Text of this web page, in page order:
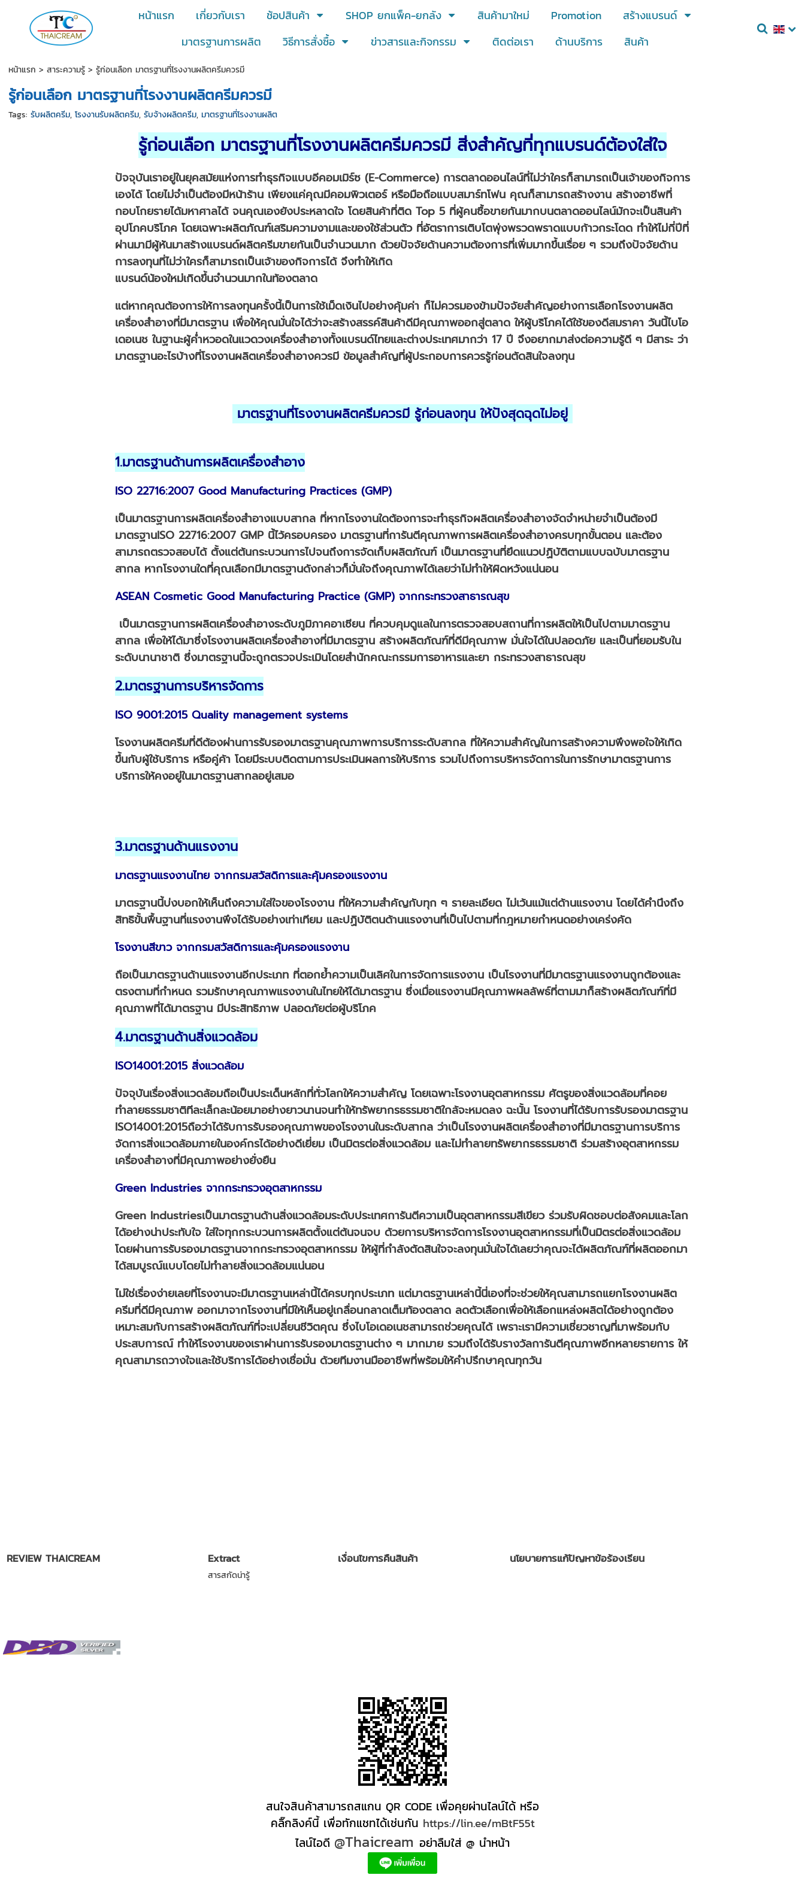
หน้าแรก เกี่ยวกับเรา ช้อปสินค้า SHOP ยกแพ็ค-ยกลัง สินค้ามาใหม่ Promotion
สร้างแบรนด์
มาตรฐานการผลิต
วิธีการสั่งซื้อ ข่าวสารและกิจกรรม ติดต่อเรา ด้านบริการ สินค้า
หน้าแรก > สาระความรู้> รู้ก่อนเลือก มาตรฐานที่โรงงานผลิตครีมควรมี
รู้ก่อนเลือก มาตรฐานที่โรงงานผลิตครีมควรมี
Tags: รับผลิตครีม, โรงงานรับผลิตครีม, รับจ้างผลิตครีม, มาตรฐานที่โรงงานผลิต
รู้ก่อนเลือก มาตรฐานที่โรงงานผลิตครีมควรมี สิ่งสำคัญที่ทุกแบรนด์ต้องใส่ใจ
ปัจจุบันเราอยู่ในยุคสมัยแห่งการทำธุรกิจแบบอีคอมเมิร์ซ (E-Commerce) การตลาดออนไลน์ที่ไม่ว่าใครก็สามารถเป็นเจ้าของกิจการ
เองได้ โดยไม่จำเป็นต้องมีหน้าร้าน เพียงแค่คุณมีคอมพิวเตอร์ หรือมือถือแบบสมาร์ทโฟน คุณก็สามารถสร้างงาน สร้างอาชีพที่
กอบโกยรายได้มหาศาลได้ จนคุณเองยังประหลาดใจ โดยสินค้าที่ติด Top 5 ที่ผู้คนซื้อขายกันมากบนตลาดออนไลน์มักจะเป็นสินค้า
อุปโภคบริโภค โดยเฉพาะผลิตภัณฑ์เสริมความงามและของใช้ส่วนตัว ที่อัตราการเติบโตพุ่งพรวดพราดแบบก้าวกระโดด ทำให้ไม่กี่ปีที่
ผ่านมามีผู้หันมาสร้างแบรนด์ผลิตครีมขายกันเป็นจำนวนมาก ด้วยปัจจัยด้านความต้องการที่เพิ่มมากขึ้นเรื่อย ๆ รวมถึงปัจจัยด้าน
การลงทุนที่ไม่ว่าใครก็สามารถเป็นเจ้าของกิจการได้ จึงทำให้เกิด
แบรนด์น้องใหม่เกิดขึ้นจำนวนมากในท้องตลาด
แต่หากคุณต้องการให้การลงทุนครั้งนี้เป็นการใช้เม็ดเงินไปอย่างคุ้มค่า ก็ไม่ควรมองข้ามปัจจัยสำคัญอย่างการเลือกโรงงานผลิต
เครื่องสำอางที่มีมาตรฐาน เพื่อให้คุณมั่นใจได้ว่าจะสร้างสรรค์สินค้าดีมีคุณภาพออกสู่ตลาด ให้ผู้บริโภคได้ใช้ของดีสมราคา วันนี้ไบโอ
เดอเนช ในฐานะผู้ค่ำหวอดในแวดวงเครื่องสำอางทั้งแบรนด์ไทยและต่างประเทศมากว่า 17 ปี จึงอยากมาส่งต่อความรู้ดี ๆ มีสาระ ว่า
มาตรฐานอะไรบ้างที่โรงงานผลิตเครื่องสำอางควรมี ข้อมูลสำคัญที่ผู้ประกอบการควรรู้ก่อนตัดสินใจลงทุน
มาตรฐานที่โรงงานผลิตครีมควรมี รู้ก่อนลงทุน ให้ปังสุดฉุดไม่อยู่
1.มาตรฐานด้านการผลิตเครื่องสำอาง
ISO 22716:2007 Good Manufacturing Practices (GMP)
เป็นมาตรฐานการผลิตเครื่องสำอางแบบสากล ที่หากโรงงานใดต้องการจะทำธุรกิจผลิตเครื่องสำอางจัดจำหน่ายจำเป็นต้องมี
มาตรฐานISO 22716:2007 GMP นี้ไว้ครอบครอง มาตรฐานที่การันตีคุณภาพการผลิตเครื่องสำอางครบทุกขั้นตอน และต้อง
สามารถตรวจสอบได้ ตั้งแต่ต้นกระบวนการไปจนถึงการจัดเก็บผลิตภัณฑ์ เป็นมาตรฐานที่ยึดแนวปฏิบัติตามแบบฉบับมาตรฐาน
สากล หากโรงงานใดที่คุณเลือกมีมาตรฐานดังกล่าวก็มั่นใจถึงคุณภาพได้เลยว่าไม่ทำให้ผิดหวังแน่นอน
ASEAN Cosmetic Good Manufacturing Practice (GMP) จากกระทรวงสาธารณสุข
เป็นมาตรฐานการผลิตเครื่องสำอางระดับภูมิภาคอาเซียน ที่ควบคุมดูแลในการตรวจสอบสถานที่การผลิตให้เป็นไปตามมาตรฐาน
สากล เพื่อให้ได้มาซึ่งโรงงานผลิตเครื่องสำอางที่มีมาตรฐาน สร้างผลิตภัณฑ์ที่ดีมีคุณภาพ มั่นใจได้ในปลอดภัย และเป็นที่ยอมรับใน
ระดับนานาชาติ ซึ่งมาตรฐานนี้จะถูกตรวจประเมินโดยสำนักคณะกรรมการอาหารและยา กระทรวงสาธารณสุข
2.มาตรฐานการบริหารจัดการ
ISO 9001:2015 Quality management systems
โรงงานผลิตครีมที่ดีต้องผ่านการรับรองมาตรฐานคุณภาพการบริการระดับสากล ที่ให้ความสำคัญในการสร้างความพึงพอใจให้เกิด
ขึ้นกับผู้ใช้บริการ หรือคู่ค้า โดยมีระบบติดตามการประเมินผลการให้บริการ รวมไปถึงการบริหารจัดการในการรักษามาตรฐานการ
บริการให้คงอยู่ในมาตรฐานสากลอยู่เสมอ
3.มาตรฐานด้านแรงงาน
มาตรฐานแรงงานไทย จากกรมสวัสดิการและคุ้มครองแรงงาน
มาตรฐานนี้บ่งบอกให้เห็นถึงความใส่ใจของโรงงาน ที่ให้ความสำคัญกับทุก ๆ รายละเอียด ไม่เว้นแม้แต่ด้านแรงงาน โดยได้คำนึงถึง
สิทธิขั้นพื้นฐานที่แรงงานพึงได้รับอย่างเท่าเทียม และปฏิบัติตนด้านแรงงานที่เป็นไปตามที่กฎหมายกำหนดอย่างเคร่งคัด
โรงงานสีขาว จากกรมสวัสดิการและคุ้มครองแรงงาน
ถือเป็นมาตรฐานด้านแรงงานอีกประเภท ที่ตอกย้ำความเป็นเลิศในการจัดการแรงงาน เป็นโรงงานที่มีมาตรฐานแรงงานถูกต้องและ
ตรงตามที่กำหนด รวมรักษาคุณภาพแรงงานในไทยให้ได้มาตรฐาน ซึ่งเมื่อแรงงานมีคุณภาพผลลัพธ์ที่ตามมาก็สร้างผลิตภัณฑ์ที่มี
คุณภาพที่ได้มาตรฐาน มีประสิทธิภาพ ปลอดภัยต่อผู้บริโภค
4.มาตรฐานด้านสิ่งแวดล้อม
ISO14001:2015 สิ่งแวดล้อม
ปัจจุบันเรื่องสิ่งแวดล้อมถือเป็นประเด็นหลักที่ทั่วโลกให้ความสำคัญ โดยเฉพาะโรงงานอุตสาหกรรม ศัตรูของสิ่งแวดล้อมที่คอย
ทำลายธรรมชาติทีละเล็กละน้อยมาอย่างยาวนานจนทำให้ทรัพยากรธรรมชาติใกล้จะหมดลง ฉะนั้น โรงงานที่ได้รับการรับรองมาตรฐาน
ISO14001:2015ถือว่าได้รับการรับรองคุณภาพของโรงงานในระดับสากล ว่าเป็นโรงงานผลิตเครื่องสำอางที่มีมาตรฐานการบริการ
จัดการสิ่งแวดล้อมภายในองค์กรได้อย่างดีเยี่ยม เป็นมิตรต่อสิ่งแวดล้อม และไม่ทำลายทรัพยากรธรรมชาติ ร่วมสร้างอุตสาหกรรม
เครื่องสำอางที่มีคุณภาพอย่างยั่งยืน
Green Industries จากกระทรวงอุตสาหกรรม
Green Industriesเป็นมาตรฐานด้านสิ่งแวดล้อมระดับประเทศการันตีความเป็นอุตสาหกรรมสีเขียว ร่วมรับผิดชอบต่อสังคมและโลก
ได้อย่างน่าประทับใจ ใส่ใจทุกกระบวนการผลิตตั้งแต่ต้นจนจบ ด้วยการบริหารจัดการโรงงานอุตสาหกรรมที่เป็นมิตรต่อสิ่งแวดล้อม
โดยผ่านการรับรองมาตรฐานจากกระทรวงอุตสาหกรรม ให้ผู้ที่กำลังตัดสินใจจะลงทุนมั่นใจได้เลยว่าคุณจะได้ผลิตภัณฑ์ที่ผลิตออกมา
ได้สมบูรณ์แบบโดยไม่ทำลายสิ่งแวดล้อมแน่นอน
ไม่ใช่เรื่องง่ายเลยที่โรงงานจะมีมาตรฐานเหล่านี้ได้ครบทุกประเภท แต่มาตรฐานเหล่านี้นี่เองที่จะช่วยให้คุณสามารถแยกโรงงานผลิต
ครีมที่ดีมีคุณภาพ ออกมาจากโรงงานที่มีให้เห็นอยู่เกลื่อนกลาดเต็มท้องตลาด ลดตัวเลือกเพื่อให้เลือกแหล่งผลิตได้อย่างถูกต้อง
เหมาะสมกับการสร้างผลิตภัณฑ์ที่จะเปลี่ยนชีวิตคุณ ซึ่งไบโอเดอเนชสามารถช่วยคุณได้ เพราะเรามีความเชี่ยวชาญที่มาพร้อมกับ
ประสบการณ์ ทำให้โรงงานของเราผ่านการรับรองมาตรฐานต่าง ๆ มากมาย รวมถึงได้รับรางวัลการันตีคุณภาพอีกหลายรายการ ให้
คุณสามารถวางใจและใช้บริการได้อย่างเชื่อมั่น ด้วยทีมงานมืออาชีพที่พร้อมให้คำปรึกษาคุณทุกวัน
REVIEW THAICREAM Extract
สารสกัดน่ารู้
เงื่อนไขการคืนสินค้า นโยบายการแก้ปัญหาข้อร้องเรียน
สนใจสินค้าสามารถสแกน QR CODE เพื่อคุยผ่านไลน์ได้ หรือ
คลิ๊กลิงค์นี้ เพื่อทักแชทได้เช่นกัน https://lin.ee/mBtF55t
ไลน์ไอดี @Thaicream อย่าลืมใส่ @ นำหน้า